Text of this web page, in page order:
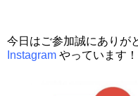
今日はご参加誠にあり
Instagram やっています